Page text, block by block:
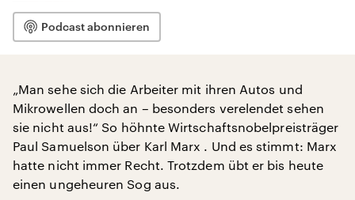
Podcast abonnieren
„Man sehe sich die Arbeiter mit ihren Autos und
Mikrowellen doch an – besonders verelendet sehen
sie nicht aus!“ So höhnte Wirtschaftsnobelpreisträger
Paul Samuelson über Karl Marx . Und es stimmt: Marx
hatte nicht immer Recht. Trotzdem übt er bis heute
einen ungeheuren Sog aus.